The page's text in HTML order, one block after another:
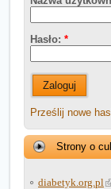
Hasło: *
Zaloguj
Prześlij nowe
Strony o
diabetyk.org.pl